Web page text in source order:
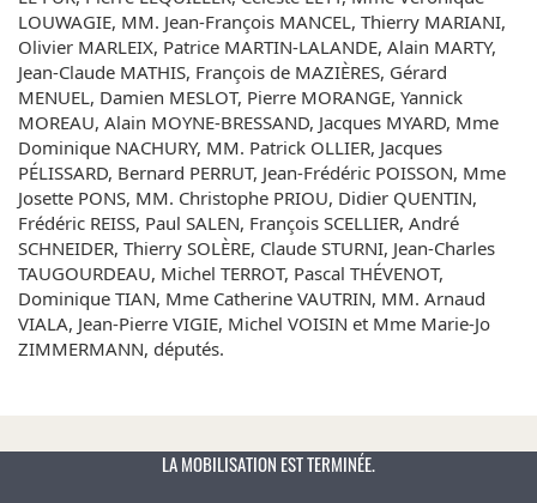
LOUWAGIE, MM. Jean-François MANCEL, Thierry MARIANI,
Olivier MARLEIX, Patrice MARTIN-LALANDE, Alain MARTY,
Jean-Claude MATHIS, François de MAZIÈRES, Gérard
MENUEL, Damien MESLOT, Pierre MORANGE, Yannick
MOREAU, Alain MOYNE-BRESSAND, Jacques MYARD, Mme
Dominique NACHURY, MM. Patrick OLLIER, Jacques
PÉLISSARD, Bernard PERRUT, Jean-Frédéric POISSON, Mme
Josette PONS, MM. Christophe PRIOU, Didier QUENTIN,
Frédéric REISS, Paul SALEN, François SCELLIER, André
SCHNEIDER, Thierry SOLÈRE, Claude STURNI, Jean-Charles
TAUGOURDEAU, Michel TERROT, Pascal THÉVENOT,
Dominique TIAN, Mme Catherine VAUTRIN, MM. Arnaud
VIALA, Jean-Pierre VIGIE, Michel VOISIN et Mme Marie-Jo
ZIMMERMANN, députés.
LA MOBILISATION EST TERMINÉE.